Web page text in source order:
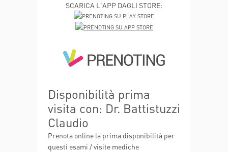
SCARICA L'APP DAGLI STORE:
Disponibilità prima
visita con: Dr. Battistuzzi
Claudio
Prenota online la prima disponibilità per
questi esami / visite mediche